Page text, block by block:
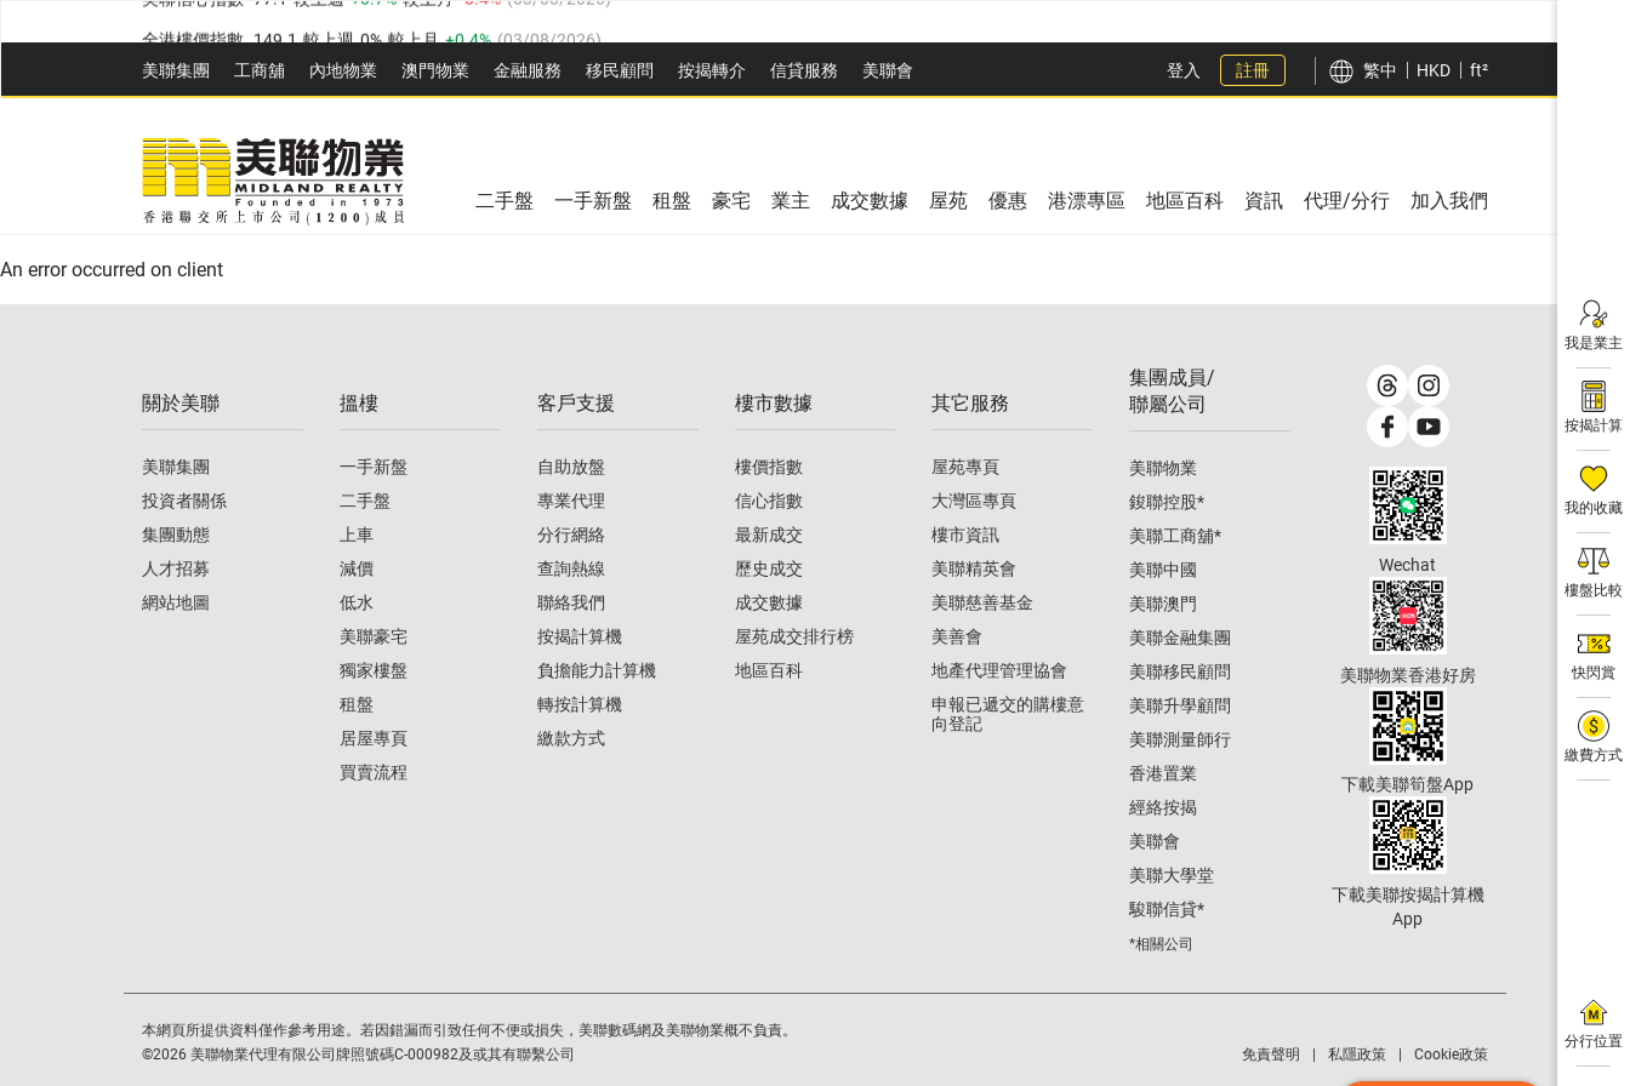
港島樓價指數 157.4 較上週 -0.3% 較上月 -0.8% (03/08/2026)
九龍樓價指數 156.4 較上週 -0.1% 較上月 0.3% (03/08/2026)
新界樓價指數 134.8 較上週 0.1%
美聯信心指數 77.1 較上週 0.7% 較上月 ( 03/08/2026
美聯集團 工商舖 內地物業 澳門物業 金融服務 移民顧問 按揭轉介 信貸服務 美聯會
全港樓價指數 149.1 較上週 0% 較上月
美聯信心指數 較上週 0.7% 03/08/2026)
登入 註冊 繁中 HKD ft²
我是業主
按揭計算
我的收藏
樓盤比較
快閃賞
繳費方式
分行位置
二手盤 一手新盤 租盤 豪宅 業主 成交數據 屋苑 優惠 港漂專區 地區百科 資訊 代理/分行 加入我們
An error occurred on client
關於美聯
美聯集團
投資者關係
集團動態
人才招募
網站地圖
搵樓
一手新盤
二手盤
上車
減價
低水
美聯豪宅
獨家樓盤
租盤
居屋專頁
買賣流程
客戶支援
自助放盤
專業代理
分行網絡
查詢熱線
聯絡我們
按揭計算機
負擔能力計算機
轉按計算機
繳款方式
樓市數據
樓價指數
信心指數
最新成交
歷史成交
成交數據
屋苑成交排行榜
地區百科
其它服務
屋苑專頁
大灣區專頁
樓市資訊
美聯精英會
美聯慈善基金
美善會
地產代理管理協會
申報已遞交的購樓意
向登記
集團成員/
聯屬公司
美聯物業
鋑聯控股*
美聯工商舖*
美聯中國
美聯澳門
美聯金融集團
美聯移民顧問
美聯升學顧問
美聯測量師行
香港置業
經絡按揭
美聯會
美聯大學堂
駿聯信貸*
*相關公司
Wechat
美聯物業香港好房
下載美聯筍盤App
下載美聯按揭計算機
App
本網頁所提供資料僅作參考用途。若因錯漏而引致任何不便或損失，美聯數碼網及美聯物業概不負責。
©2026 美聯物業代理有限公司牌照號碼C-000982及或其有聯繫公司 免責聲明 私隱政策 Cookie政策